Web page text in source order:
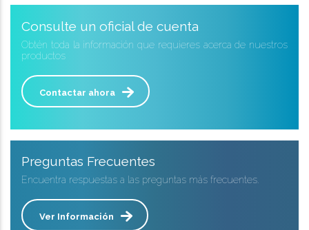
Consulte un oficial de cuenta
Obtén toda la información que requieres acerca de nuestros
productos
Contactar ahora
Preguntas Frecuentes
Encuentra respuestas a las preguntas más frecuentes.
Ver Información